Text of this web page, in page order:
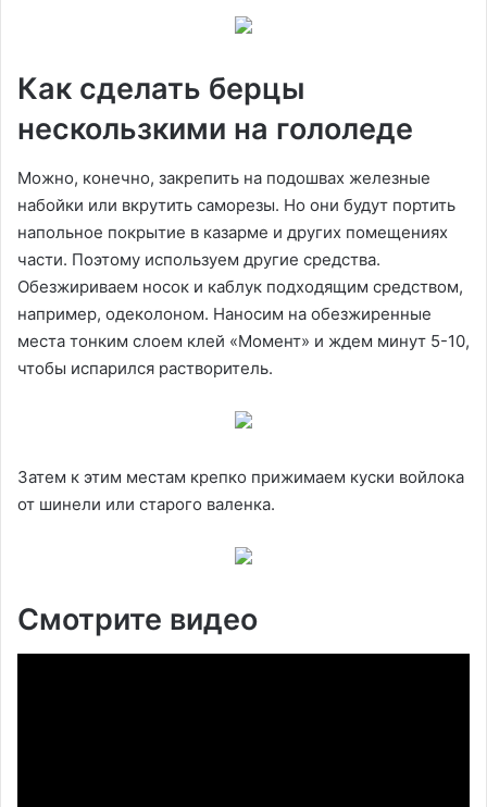
Как сделать берцы
нескользкими на гололеде
Можно, конечно, закрепить на подошвах железные
набойки или вкрутить саморезы. Но они будут портить
напольное покрытие в казарме и других помещениях
части. Поэтому используем другие средства.
Обезжириваем носок и каблук подходящим средством,
например, одеколоном. Наносим на обезжиренные
места тонким слоем клей «Момент» и ждем минут 5-10,
чтобы испарился растворитель.
Затем к этим местам крепко прижимаем куски войлока
от шинели или старого валенка.
Смотрите видео